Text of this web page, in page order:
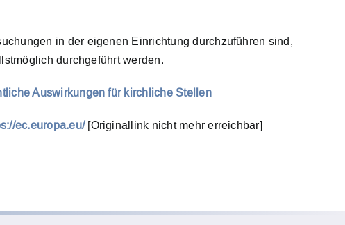
in der eigenen Einrichtung durchzuführen sind,
durchgeführt werden.
Auswirkungen für kirchliche Stellen
ec.europa.eu/[Originallink nicht mehr erreichbar]